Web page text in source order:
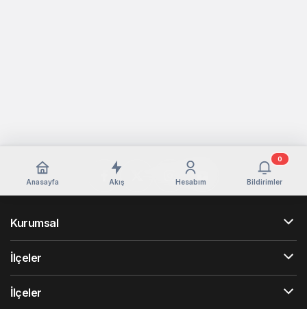
Anasayfa Akış Hesabım Bildirimler
0
Kurumsal
İlçeler
İlçeler